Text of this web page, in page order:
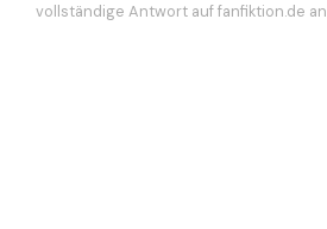
vollständige Antwort auf fanfiktion.de an